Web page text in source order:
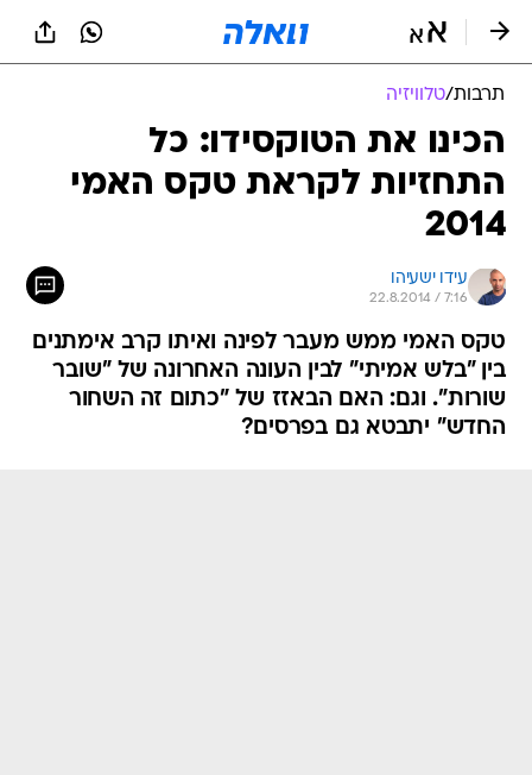
תרבות/טלוויזיה
הכינו את הטוקסידו: כל
התחזיות לקראת טקס האמי
2014
עידו ישעיהו
22.8.2014 / 7:16
טקס האמי ממש מעבר לפינה ואיתו קרב אימתנים
בין "בלש אמיתי" לבין העונה האחרונה של "שובר
שורות". וגם: האם הבאזז של "כתום זה השחור
החדש" יתבטא גם בפרסים?